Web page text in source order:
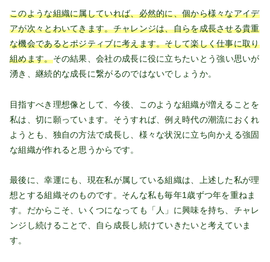
このような組織に属していれば、必然的に、個から様々なアイデ
アが次々とわいてきます。チャレンジは、自らを成長させる貴重
な機会であるとポジティブに考えます。そして楽しく仕事に取り
組めます。その結果、会社の成長に役に立ちたいとう強い思いが
湧き、継続的な成長に繋がるのではないでしょうか。
目指すべき理想像として、今後、このような組織が増えることを
私は、切に願っています。そうすれば、例え時代の潮流におくれ
ようとも、独自の方法で成長し、様々な状況に立ち向かえる強固
な組織が作れると思うからです。
最後に、幸運にも、現在私が属している組織は、上述した私が理
想とする組織そのものです。そんな私も毎年1歳ずつ年を重ねま
す。だからこそ、いくつになっても「人」に興味を持ち、チャレ
ンジし続けることで、自ら成長し続けていきたいと考えていま
す。